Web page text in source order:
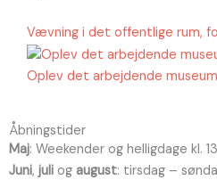
Vævning i det offentlige rum,
Oplev det arbejdende museum
Åbningstider
Maj: Weekender og helligdage kl.
Juni, juli og august: tirsdag –